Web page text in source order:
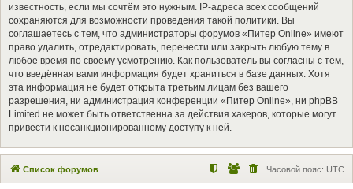
известность, если мы сочтём это нужным. IP-адреса всех сообщений
сохраняются для возможности проведения такой политики. Вы
соглашаетесь с тем, что администраторы форумов «Питер Online» имеют
право удалить, отредактировать, перенести или закрыть любую тему в
любое время по своему усмотрению. Как пользователь вы согласны с тем,
что введённая вами информация будет храниться в базе данных. Хотя
эта информация не будет открыта третьим лицам без вашего
разрешения, ни администрация конференции «Питер Online», ни phpBB
Limited не может быть ответственна за действия хакеров, которые могут
привести к несанкционированному доступу к ней.
Список форумов Часовой пояс: UTC